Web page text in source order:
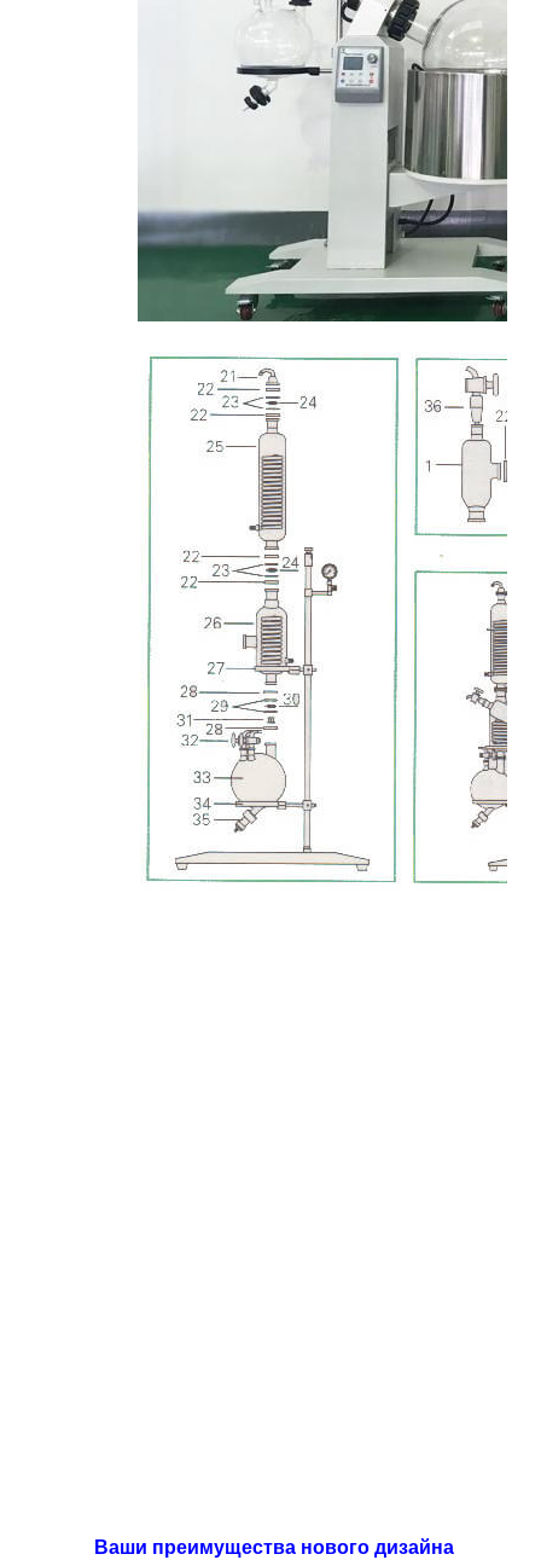
Ваши преимущества нового дизайна